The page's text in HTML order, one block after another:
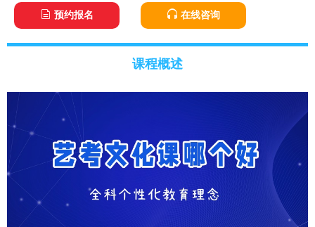
预约报名 在线咨询
课程概述